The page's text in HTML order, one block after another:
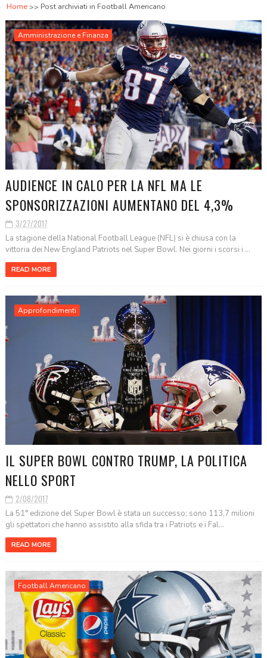
Home Post archiviati in Football Americano
Amministrazione e Finanza
AUDIENCE IN CALO PER LA NFL MA LE
SPONSORIZZAZIONI AUMENTANO DEL 4,3%
3/27/2017
La stagione della National Football League (NFL) si è chiusa con la
vittoria dei New England Patriots nel Super Bowl. Nei giorni i scorsi i ...
READ MORE
Approfondimenti
IL SUPER BOWL CONTRO TRUMP, LA POLITICA
NELLO SPORT
2/08/2017
La 51° edizione del Super Bowl è stata un successo; sono 113,7 milioni
gli spettatori che hanno assistito alla sfida tra i Patriots e i Fal...
READ MORE
Football Americano